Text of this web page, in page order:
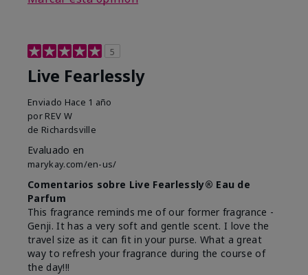
5
Live Fearlessly
Enviado Hace 1 año
por REV W
de Richardsville
Evaluado en
marykay.com/en-us/
Comentarios sobre Live Fearlessly® Eau de
Parfum
This fragrance reminds me of our former fragrance -
Genji. It has a very soft and gentle scent. I love the
travel size as it can fit in your purse. What a great
way to refresh your fragrance during the course of
the day!!!